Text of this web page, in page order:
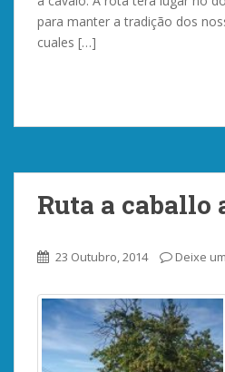
para manter a tradição dos
cuales […]
Ruta a caballo
23 Outubro, 2014 Deixe